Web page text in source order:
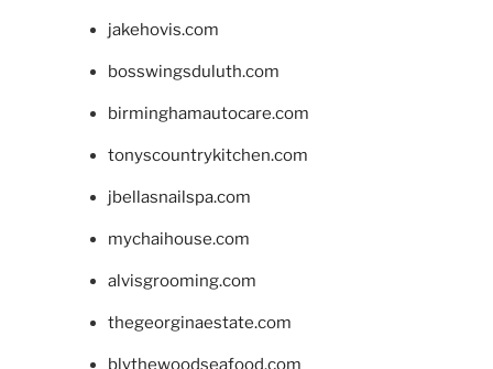
jakehovis.com
bosswingsduluth.com
birminghamautocare.com
tonyscountrykitchen.com
jbellasnailspa.com
mychaihouse.com
alvisgrooming.com
thegeorginaestate.com
blythewoodseafood.com